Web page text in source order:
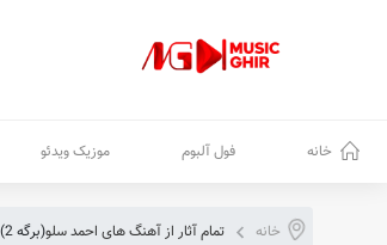
خانه فول آلبوم موزیک ویدئو
خانه تمام آثار از آهنگ های احمد سلو(برگه 2)